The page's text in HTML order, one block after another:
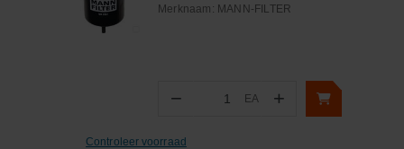
Merknaam: MANN-FILTER
− Aantal
EA +
Controleer voorraad